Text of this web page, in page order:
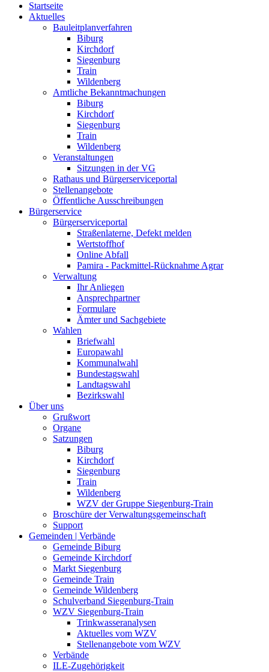
Startseite
Aktuelles
Bauleitplanverfahren
Biburg
Kirchdorf
Siegenburg
Train
Wildenberg
Amtliche Bekanntmachungen
Biburg
Kirchdorf
Siegenburg
Train
Wildenberg
Veranstaltungen
Sitzungen in der VG
Rathaus und Bürgerserviceportal
Stellenangebote
Öffentliche Ausschreibungen
Bürgerservice
Bürgerserviceportal
Straßenlaterne, Defekt melden
Wertstoffhof
Online Abfall
Pamira - Packmittel-Rücknahme Agrar
Verwaltung
Ihr Anliegen
Ansprechpartner
Formulare
Ämter und Sachgebiete
Wahlen
Briefwahl
Europawahl
Kommunalwahl
Bundestagswahl
Landtagswahl
Bezirkswahl
Über uns
Grußwort
Organe
Satzungen
Biburg
Kirchdorf
Siegenburg
Train
Wildenberg
WZV der Gruppe Siegenburg-Train
Broschüre der Verwaltungsgemeinschaft
Support
Gemeinden | Verbände
Gemeinde Biburg
Gemeinde Kirchdorf
Markt Siegenburg
Gemeinde Train
Gemeinde Wildenberg
Schulverband Siegenburg-Train
WZV Siegenburg-Train
Trinkwasseranalysen
Aktuelles vom WZV
Stellenangebote vom WZV
Verbände
ILE-Zugehörigkeit